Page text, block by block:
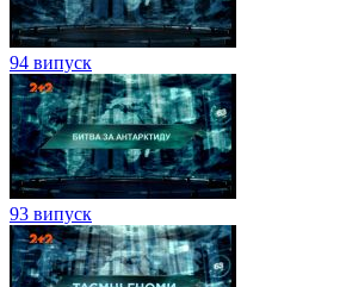
94 випуск
93 випуск